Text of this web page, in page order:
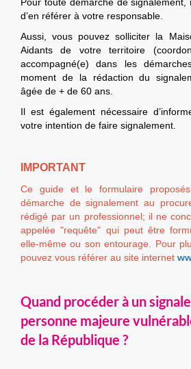
d’en référer à votre responsable.
Aussi, vous pouvez solliciter la
Aidants de votre territoire
accompagné(e) dans les
moment de la rédaction du
âgée de + de 60 ans.
Il est également nécessaire
votre intention de faire signalement.
IMPORTANT
Ce guide et le formulaire
démarche de signalement au
rédigé par un professionnel; il ne
appelée "requête" qui peut être
elle-même ou son entourage. Pour
pouvez vous référer au site internet
Quand procéder à un
personne majeure
de la République ?